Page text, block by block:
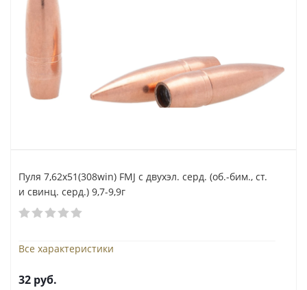
Пуля 7,62х51(308win) FMJ с двухэл. серд. (об.-бим., ст.
и свинц. серд.) 9,7-9,9г
Все характеристики
32 руб.